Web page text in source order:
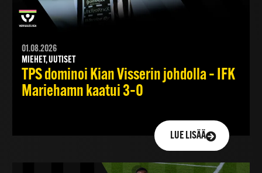
01.08.2026
MIEHET, UUTISET
TPS dominoi Kian Visserin johdolla – IFK
Mariehamn kaatui 3–0
LUE LISÄÄ